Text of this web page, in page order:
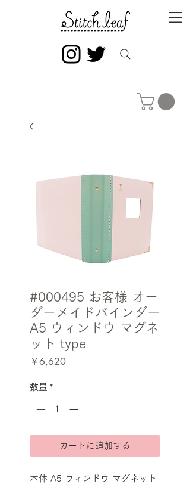
#000495 お客様 オー
ダーメイドバインダー
A5 ウィンドウ マグネ
ット type
￥6,620価
数量 *
カートに追加する
本体 A5 ウィンドウ マグネット